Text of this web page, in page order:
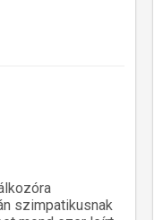
szimpatikusnak